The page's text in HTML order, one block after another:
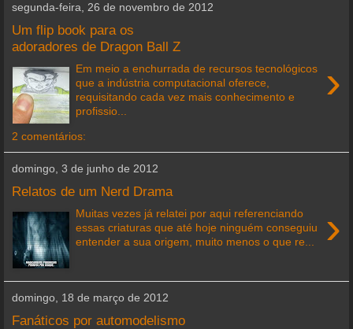
segunda-feira, 26 de novembro de 2012
Um flip book para os
adoradores de Dragon Ball Z
›
Em meio a enchurrada de recursos tecnológicos
que a indústria computacional oferece,
requisitando cada vez mais conhecimento e
profissio...
2 comentários:
domingo, 3 de junho de 2012
Relatos de um Nerd Drama
›
Muitas vezes já relatei por aqui referenciando
essas criaturas que até hoje ninguém conseguiu
entender a sua origem, muito menos o que re...
domingo, 18 de março de 2012
Fanáticos por automodelismo